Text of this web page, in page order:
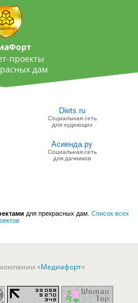
проекты
дам
Diets.ru
Социальная сеть
для худеющих
Асиенда.ру
Социальная сеть
для дачников
для прекрасных дам. Список всех
«Медиафорт»